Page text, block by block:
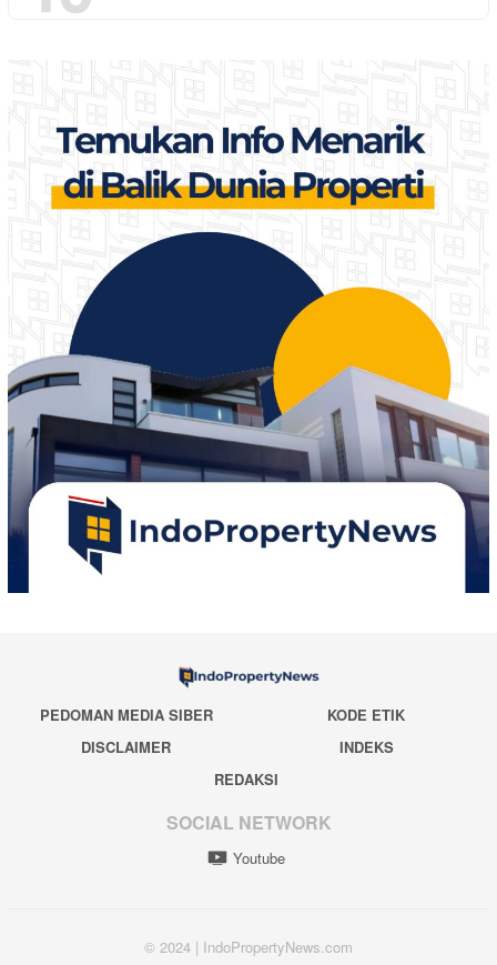
PEDOMAN MEDIA SIBER
KODE ETIK
DISCLAIMER
INDEKS
REDAKSI
SOCIAL NETWORK
Youtube
© 2024 | IndoPropertyNews.com